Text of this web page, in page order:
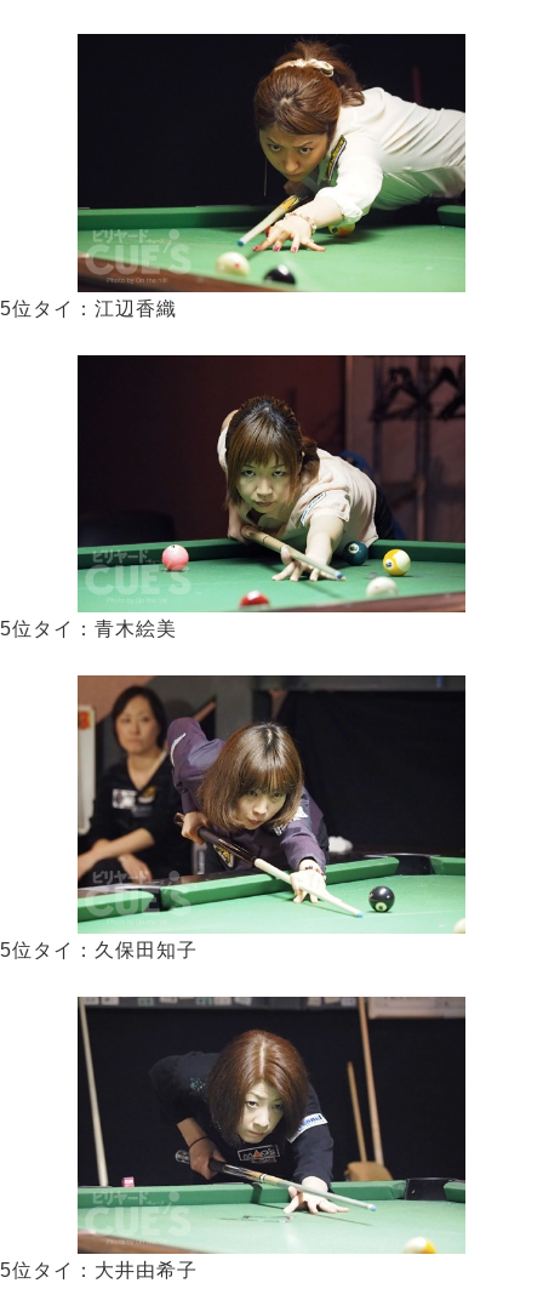
5位タイ：江辺香織
5位タイ：青木絵美
5位タイ：久保田知子
5位タイ：大井由希子